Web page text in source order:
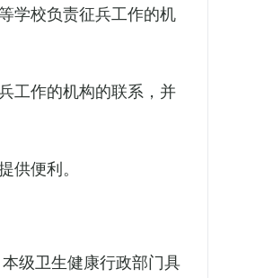
学校负责征兵工作的机
工作的机构的联系，并
便利。
级卫生健康行政部门具